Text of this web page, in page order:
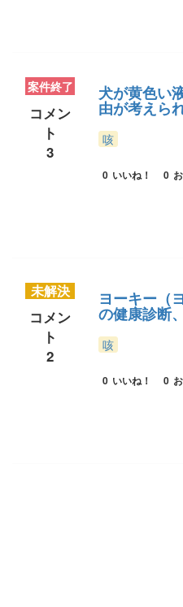
案件終了
コメン
ト
3
犬が黄色い
由が考えら
咳
0 いいね！ 0
未解決
コメン
ト
2
ヨーキー（
の健康診断
咳
0 いいね！ 0